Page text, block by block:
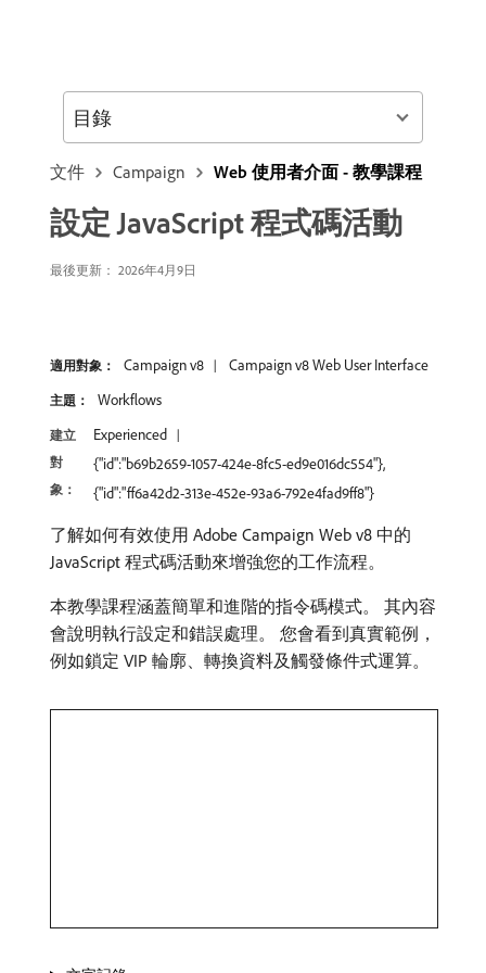
文件 Campaign Web 使用者介面 - 教學課程
設定 JavaScript 程式碼活動
最後更新： 2026年4月9日
適用對象： Campaign v8 Campaign v8 Web User Interface
主題： Workflows
建立
對
象：
Experienced
{"id":"b69b2659-1057-424e-8fc5-ed9e016dc554"},
{"id":"ff6a42d2-313e-452e-93a6-792e4fad9ff8"}
了解如何有效使用 Adobe Campaign Web v8 中的
JavaScript 程式碼活動來增強您的工作流程。
本教學課程涵蓋簡單和進階的指令碼模式。 其內容
會說明執行設定和錯誤處理。 您會看到真實範例，
例如鎖定 VIP 輪廓、轉換資料及觸發條件式運算。
目錄